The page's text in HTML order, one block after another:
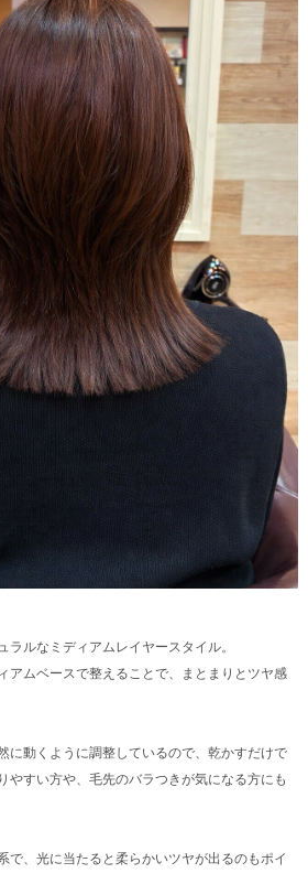
ルなミディアムレイヤースタイル。
アムベースで整えることで、まとまりとツヤ感
に動くように調整しているので、乾かすだけで
やすい方や、毛先のバラつきが気になる方にも
で、光に当たると柔らかいツヤが出るのもポイ